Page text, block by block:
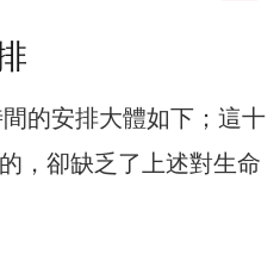
的安排大體如下；這十
，卻缺乏了上述對生命